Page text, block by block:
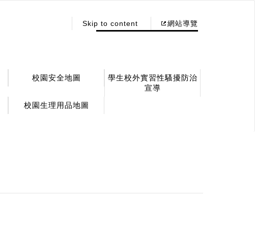
Skip to content 網站導覽
校園安全地圖
學生校外實習性騷擾防治
宣導
校園生理用品地圖